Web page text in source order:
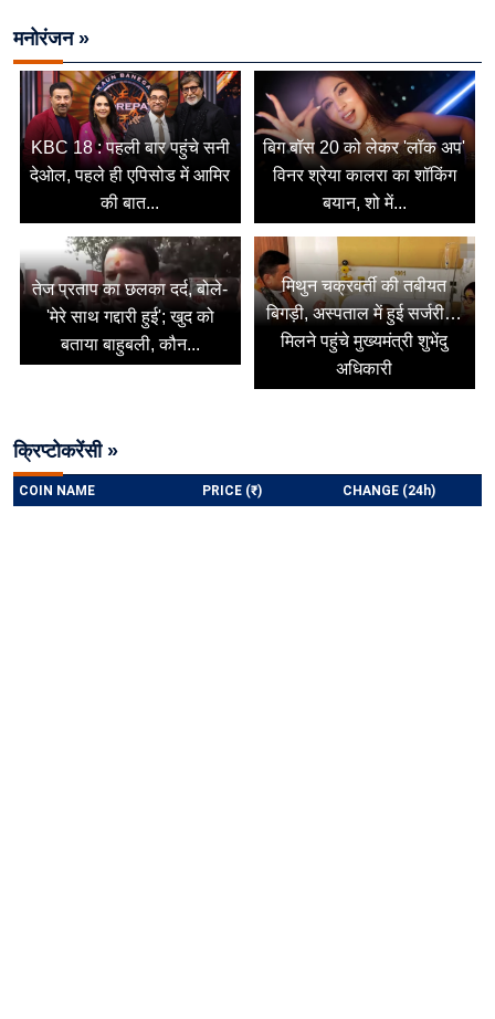
मनोरंजन »
KBC 18 : पहली बार पहुंचे सनी
देओल, पहले ही एपिसोड में आमिर
की बात...
बिग बॉस 20 को लेकर 'लॉक अप'
विनर श्रेया कालरा का शॉकिंग
बयान, शो में...
तेज प्रताप का छलका दर्द, बोले-
'मेरे साथ गद्दारी हुई'; खुद को
बताया बाहुबली, कौन...
मिथुन चक्रवर्ती की तबीयत
बिगड़ी, अस्पताल में हुई सर्जरी…
मिलने पहुंचे मुख्यमंत्री शुभेंदु
अधिकारी
क्रिप्टोकरेंसी »